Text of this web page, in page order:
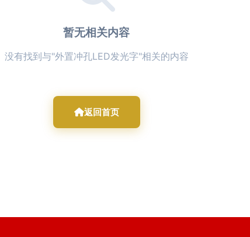
暂无相关内容
没有找到与"外置冲孔LED发光字"相关的内容
返回首页